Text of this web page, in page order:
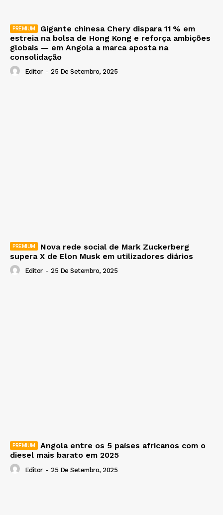
Gigante chinesa Chery dispara 11 % em
estreia na bolsa de Hong Kong e reforça ambições
globais — em Angola a marca aposta na
consolidação
Editor - 25 De Setembro, 2025
Nova rede social de Mark Zuckerberg
supera X de Elon Musk em utilizadores diários
Editor - 25 De Setembro, 2025
Angola entre os 5 países africanos com o
diesel mais barato em 2025
Editor - 25 De Setembro, 2025